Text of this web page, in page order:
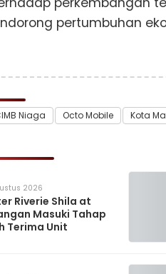
pertumbuhan
Niaga Octo Mobile Kota
2026
Riverie Shila at
Masuki Tahap
Terima Unit